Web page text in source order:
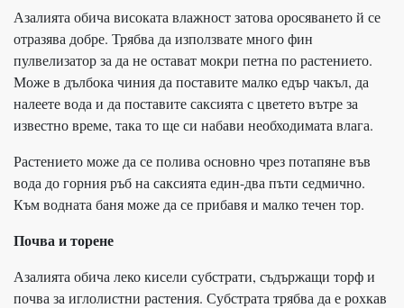
Азалията обича високата влажност затова оросяването й се
отразява добре. Трябва да използвате много фин
пулвелизатор за да не остават мокри петна по растението.
Може в дълбока чиния да поставите малко едър чакъл, да
налеете вода и да поставите саксията с цветето вътре за
известно време, така то ще си набави необходимата влага.
Растението може да се полива основно чрез потапяне във
вода до горния ръб на саксията един-два пъти седмично.
Към водната баня може да се прибавя и малко течен тор.
Почва и торене
Азалията обича леко кисели субстрати, съдържащи торф и
почва за иглолистни растения. Субстрата трябва да е рохкав